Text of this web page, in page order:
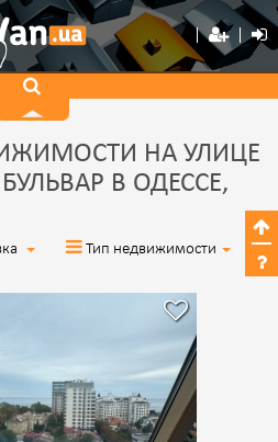
НА УЛИЦЕ
В ОДЕССЕ,
Тип недвижимости